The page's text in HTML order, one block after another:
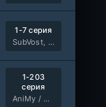
1-7 серия
SubVost, Манипулятор
1-203
серия
AniMy / RuChiMe